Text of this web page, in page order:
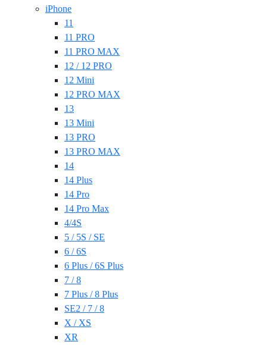
iPhone
11
11 PRO
11 PRO MAX
12 / 12 PRO
12 Mini
12 PRO MAX
13
13 Mini
13 PRO
13 PRO MAX
14
14 Plus
14 Pro
14 Pro Max
4/4S
5 / 5S / SE
6 / 6S
6 Plus / 6S Plus
7 / 8
7 Plus / 8 Plus
SE2 / 7 / 8
X / XS
XR